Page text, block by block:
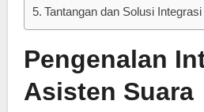
Tantangan dan Solusi Integrasi
Pengenalan
Asisten Suara